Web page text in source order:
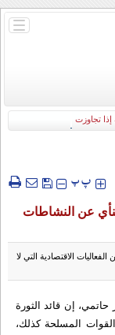
باز
إذا تجاوزت خطوط طهران
‍‍‍ پپ
عن النشاطات
الاقتصادية التي لا
حاتمي، إن قائد الثورة
المسلحة كذلك،